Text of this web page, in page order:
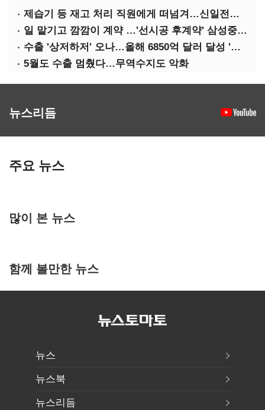
제습기 등 재고 처리 직원에게 떠넘겨…신일전자 '과징금 처벌'
일 맡기고 깜깜이 계약 …'선시공 후계약' 삼성중공업 덜미
수출 '상저하저' 오나…올해 6850억 달러 달성 '빨간불'
5월도 수출 멈췄다…무역수지도 악화
뉴스리듬
주요 뉴스
많이 본 뉴스
함께 볼만한 뉴스
뉴스
뉴스북
뉴스리듬